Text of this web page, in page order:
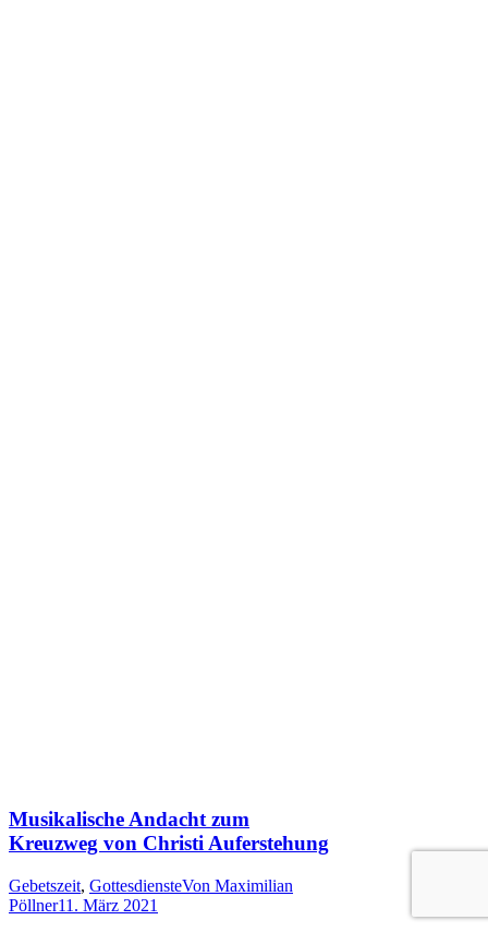
Musikalische Andacht zum
Kreuzweg von Christi Auferstehung
Gebetszeit, GottesdiensteVon Maximilian
Pöllner11. März 2021